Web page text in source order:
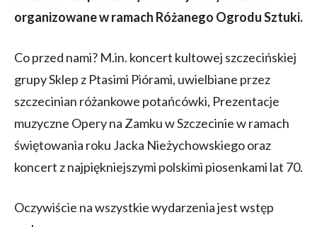
organizowane w ramach Różanego Ogrodu Sztuki.
Co przed nami? M.in. koncert kultowej szczecińskiej
grupy Sklep z Ptasimi Piórami, uwielbiane przez
szczecinian różankowe potańcówki, Prezentacje
muzyczne Opery na Zamku w Szczecinie w ramach
świętowania roku Jacka Nieżychowskiego oraz
koncert z najpiękniejszymi polskimi piosenkami lat 70.
Oczywiście na wszystkie wydarzenia jest wstęp